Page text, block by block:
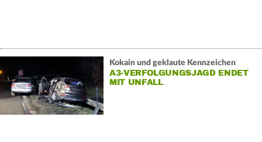
Kokain und geklaute Kennzeichen
A3-VERFOLGUNGSJAGD ENDET
MIT UNFALL